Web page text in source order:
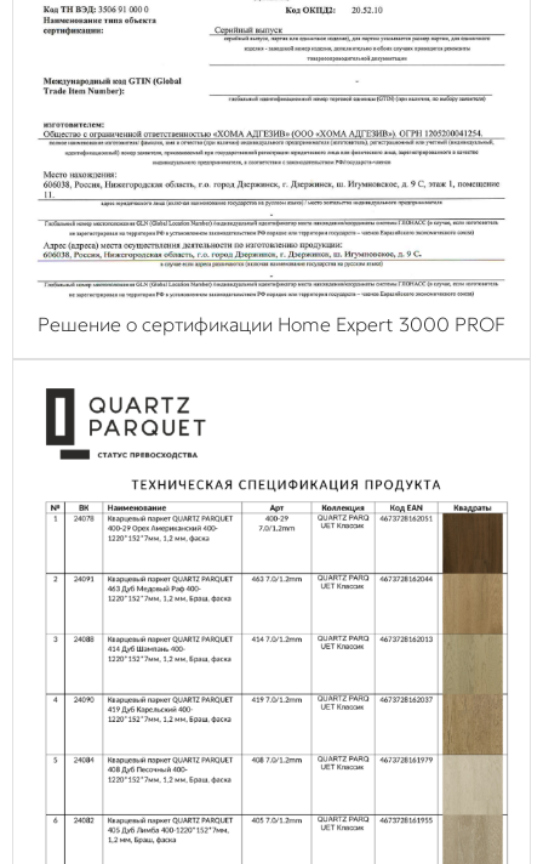
Решение о сертификации Home Expert 3000 PROF